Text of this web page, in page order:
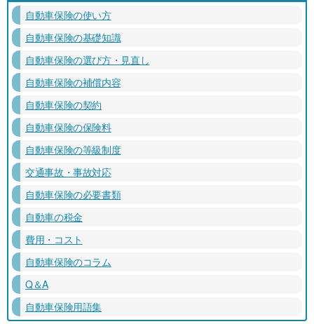
自動車保険の使い方
自動車保険の基礎知識
自動車保険の選び方・見直し
自動車保険の補償内容
自動車保険の契約
自動車保険の保険料
自動車保険の等級制度
交通事故・事故対応
自動車保険の必要書類
自動車の税金
費用・コスト
自動車保険のコラム
Q＆A
自動車保険用語集